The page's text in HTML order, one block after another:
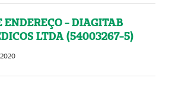
- DIAGITAB
LTDA (54003267-5)